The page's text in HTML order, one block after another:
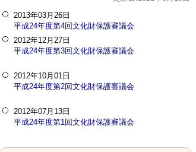
2013年03月26日
平成24年度第4回文化財保護審議会
2012年12月27日
平成24年度第3回文化財保護審議会
2012年10月01日
平成24年度第2回文化財保護審議会
2012年07月13日
平成24年度第1回文化財保護審議会